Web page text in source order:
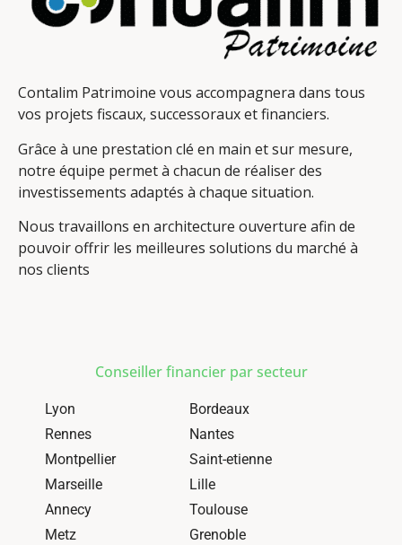
Contalim Patrimoine vous accompagnera dans tous
vos projets fiscaux, successoraux et financiers.
Grâce à une prestation clé en main et sur mesure,
notre équipe permet à chacun de réaliser des
investissements adaptés à chaque situation.
Nous travaillons en architecture ouverture afin de
pouvoir offrir les meilleures solutions du marché à
nos clients
Conseiller financier par secteur
Lyon
Bordeaux
Rennes
Nantes
Montpellier
Saint-etienne
Marseille
Lille
Annecy
Toulouse
Metz
Grenoble